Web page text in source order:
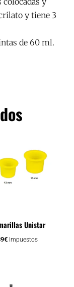
y tiene 3
de 60 ml.
Unistar
€
desde
2.42€
hasta
10.89€
Impuestos